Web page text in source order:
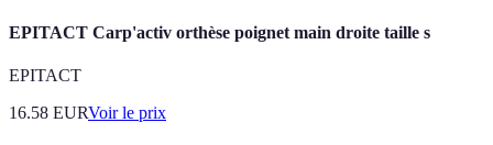
EPITACT Carp'activ orthèse poignet main droite taille s
EPITACT
16.58 EURVoir le prix